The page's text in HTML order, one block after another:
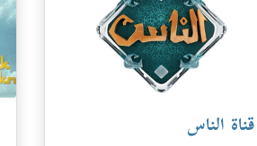
قناة الناس